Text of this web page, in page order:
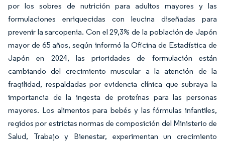
por los sobres de nutrición para adultos mayores y las
formulaciones enriquecidas con leucina diseñadas para
prevenir la sarcopenia. Con el 29,3% de la población de Japón
mayor de 65 años, según informó la Oficina de Estadística de
Japón en 2024, las prioridades de formulación están
cambiando del crecimiento muscular a la atención de la
fragilidad, respaldadas por evidencia clínica que subraya la
importancia de la ingesta de proteínas para las personas
mayores. Los alimentos para bebés y las fórmulas infantiles,
regidos por estrictas normas de composición del Ministerio de
Salud, Trabajo y Bienestar, experimentan un crecimiento